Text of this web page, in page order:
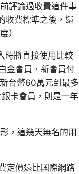
評論過收費這件事
收費標準之後，還
）
時將直接使用比較
金會員，新會員付
台幣60萬元到最多
卡會員，則是一年
，這幾天無名的用
定價還比國際網路